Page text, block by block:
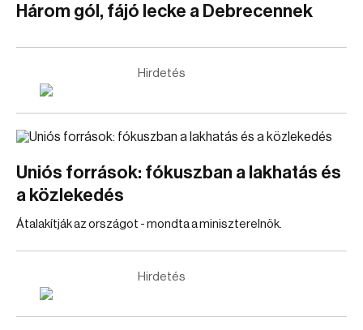
Három gól, fájó lecke a Debrecennek
Hirdetés
Uniós források: fókuszban a lakhatás és
a közlekedés
Átalakítják az országot - mondta a miniszterelnök.
Hirdetés